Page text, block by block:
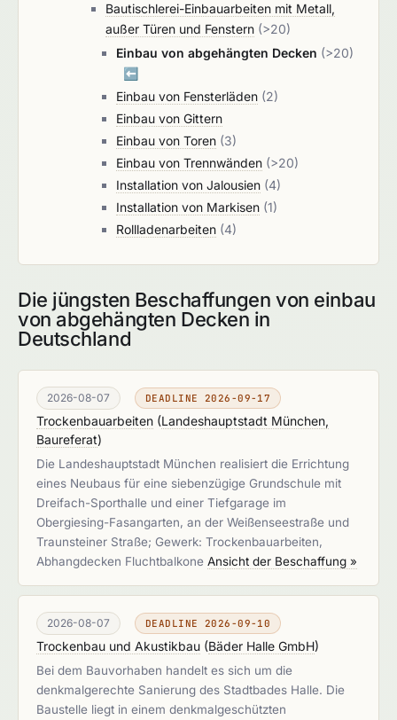
Bautischlerei-Einbauarbeiten mit Metall,
außer Türen und Fenstern (>20)
Einbau von abgehängten Decken (>20)
⬅️
Einbau von Fensterläden (2)
Einbau von Gittern
Einbau von Toren (3)
Einbau von Trennwänden (>20)
Installation von Jalousien (4)
Installation von Markisen (1)
Rollladenarbeiten (4)
Die jüngsten Beschaffungen von einbau
von abgehängten Decken in
Deutschland
2026-08-07 DEADLINE 2026-09-17
Trockenbauarbeiten (Landeshauptstadt München,
Baureferat)
Die Landeshauptstadt München realisiert die Errichtung
eines Neubaus für eine siebenzügige Grundschule mit
Dreifach-Sporthalle und einer Tiefgarage im
Obergiesing-Fasangarten, an der Weißenseestraße und
Traunsteiner Straße; Gewerk: Trockenbauarbeiten,
Abhangdecken Fluchtbalkone Ansicht der Beschaffung »
2026-08-07 DEADLINE 2026-09-10
Trockenbau und Akustikbau (Bäder Halle GmbH)
Bei dem Bauvorhaben handelt es sich um die
denkmalgerechte Sanierung des Stadtbades Halle. Die
Baustelle liegt in einem denkmalgeschützten